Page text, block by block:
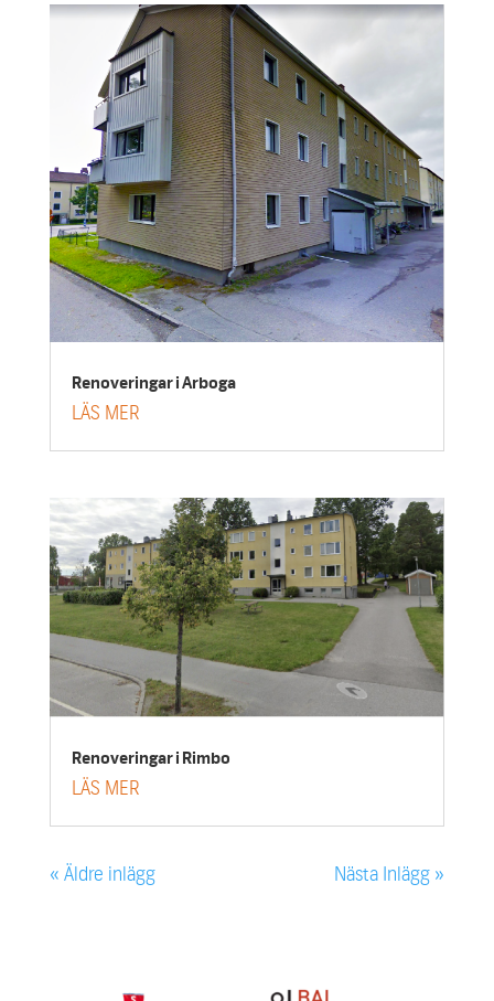
Renoveringar i Arboga
LÄS MER
Renoveringar i Rimbo
LÄS MER
« Äldre inlägg Nästa Inlägg »